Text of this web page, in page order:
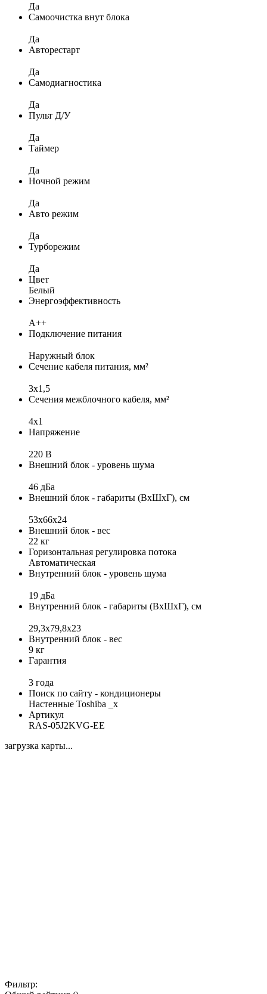
Да
Самоочистка внут блока
Да
Авторестарт
Да
Самодиагностика
Да
Пульт Д/У
Да
Таймер
Да
Ночной режим
Да
Авто режим
Да
Турборежим
Да
Цвет
Белый
Энергоэффективность
A++
Подключение питания
Наружный блок
Сечение кабеля питания, мм²
3x1,5
Сечения межблочного кабеля, мм²
4х1
Напряжение
220 В
Внешний блок - уровень шума
46 дБа
Внешний блок - габариты (ВхШхГ), см
53х66x24
Внешний блок - вес
22 кг
Горизонтальная регулировка потока
Автоматическая
Внутренний блок - уровень шума
19 дБа
Внутренний блок - габариты (ВхШхГ), см
29,3x79,8x23
Внутренний блок - вес
9 кг
Гарантия
3 года
Поиск по сайту - кондиционеры
Настенные Toshiba _x
Артикул
RAS-05J2KVG-EE
загрузка карты...
Фильтр: